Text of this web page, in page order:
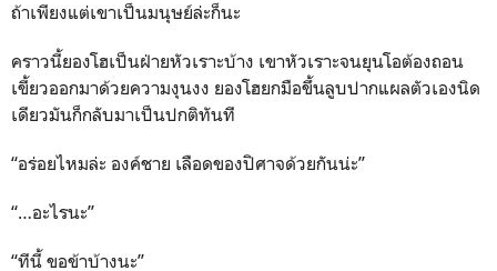
ถ้าเพียงแต่เขาเป็นมนุษย์ล่ะก็นะ
คราวนี้ยองโฮเป็นฝ่ายหัวเราะบ้าง เขาหัวเราะจนยุนโอต้องถอน
เขี้ยวออกมาด้วยความงุนงง ยองโฮยกมือขึ้นลูบปากแผลตัวเองนิด
เดียวมันก็กลับมาเป็นปกติทันที
“อร่อยไหมล่ะ องค์ชาย เลือดของปิศาจด้วยกันน่ะ”
“…อะไรนะ”
“ทีนี้ ขอข้าบ้างนะ”